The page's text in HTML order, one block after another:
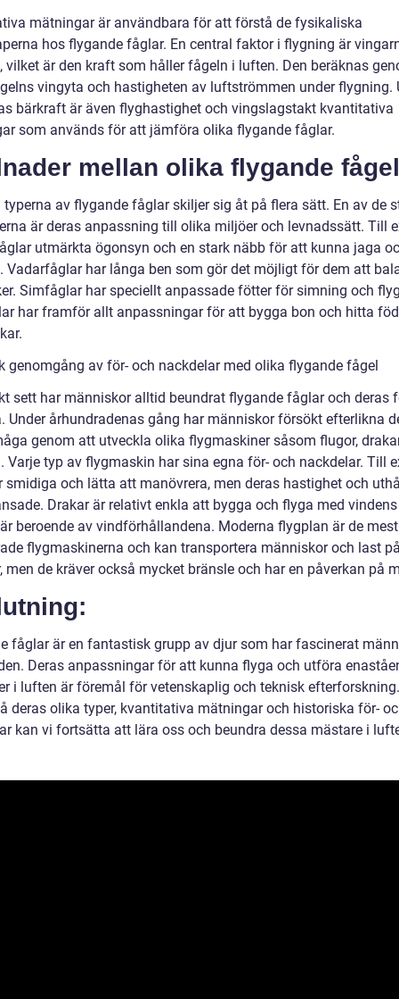
mätningar är användbara för att förstå de fysikaliska
hos flygande fåglar. En central faktor i flygning är
vilket är den kraft som håller fågeln i luften. Den beräknas
vingyta och hastigheten av luftströmmen under flygning.
bärkraft är även flyghastighet och vingslagstakt kvantitativa
som används för att jämföra olika flygande fåglar.
mellan olika flygande fågel
typerna av flygande fåglar skiljer sig åt på flera sätt. En av de
är deras anpassning till olika miljöer och levnadssätt. Till
utmärkta ögonsyn och en stark näbb för att kunna jaga
Vadarfåglar har långa ben som gör det möjligt för dem att
Simfåglar har speciellt anpassade fötter för simning och
har framför allt anpassningar för att bygga bon och hitta
genomgång av för- och nackdelar med olika flygande fågel
sett har människor alltid beundrat flygande fåglar och deras
Under århundradenas gång har människor försökt efterlikna
genom att utveckla olika flygmaskiner såsom flugor,
Varje typ av flygmaskin har sina egna för- och nackdelar. Till
smidiga och lätta att manövrera, men deras hastighet och
Drakar är relativt enkla att bygga och flyga med
beroende av vindförhållandena. Moderna flygplan är de mest
flygmaskinerna och kan transportera människor och last
men de kräver också mycket bränsle och har en påverkan på
fåglar är en fantastisk grupp av djur som har fascinerat
Deras anpassningar för att kunna flyga och utföra
i luften är föremål för vetenskaplig och teknisk
deras olika typer, kvantitativa mätningar och historiska för-
kan vi fortsätta att lära oss och beundra dessa mästare i